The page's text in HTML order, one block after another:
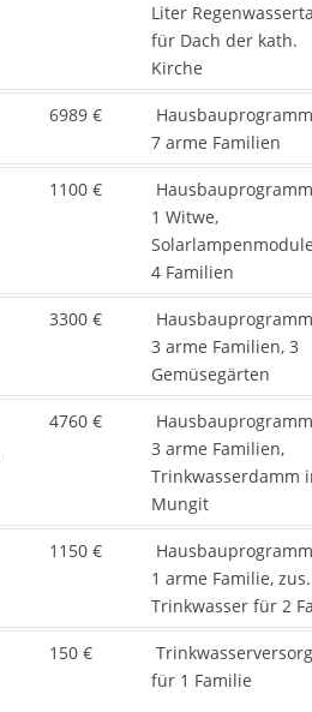
Liter
für Dach der kath.
Kirche
6989 €
7 arme Familien
1100 €
1 Witwe,
4 Familien
3300 €
3 arme Familien, 3
Gemüsegärten
4760 €
3 arme Familien,
Trinkwasserdamm
Mungit
1150 €
1 arme Familie, zus.
Trinkwasser für 2
150 €
für 1 Familie